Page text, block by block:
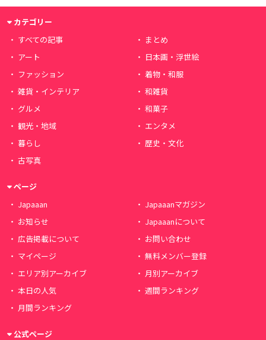
カテゴリー
すべての記事
まとめ
アート
日本画・浮世絵
ファッション
着物・和服
雑貨・インテリア
和雑貨
グルメ
和菓子
観光・地域
エンタメ
暮らし
歴史・文化
古写真
ページ
Japaaan
Japaaanマガジン
お知らせ
Japaaanについて
広告掲載について
お問い合わせ
マイページ
無料メンバー登録
エリア別アーカイブ
月別アーカイブ
本日の人気
週間ランキング
月間ランキング
公式ページ